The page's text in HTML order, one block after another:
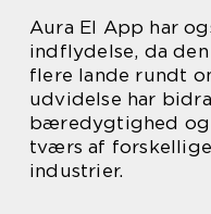
Aura El App har
indflydelse, da
flere lande rundt
udvidelse har
bæredygtighed
tværs af
industrier.